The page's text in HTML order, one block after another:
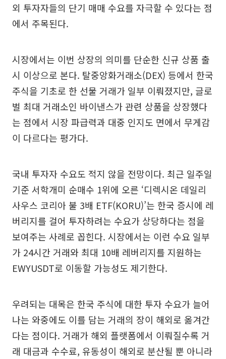
외 투자자들의 단기 매매 수요를 자극할 수 있다는 점
에서 주목된다.
시장에서는 이번 상장의 의미를 단순한 신규 상품 출
시 이상으로 본다. 탈중앙화거래소(DEX) 등에서 한국
주식을 기초로 한 선물 거래가 일부 이뤄졌지만, 글로
벌 최대 거래소인 바이낸스가 관련 상품을 상장했다
는 점에서 시장 파급력과 대중 인지도 면에서 무게감
이 다르다는 평가다.
국내 투자자 수요도 적지 않을 전망이다. 최근 일주일
기준 서학개미 순매수 1위에 오른 ‘디렉시온 데일리
사우스 코리아 불 3배 ETF(KORU)’는 한국 증시에 레
버리지를 걸어 투자하려는 수요가 상당하다는 점을
보여주는 사례로 꼽힌다. 시장에서는 이런 수요 일부
가 24시간 거래와 최대 10배 레버리지를 지원하는
EWYUSDT로 이동할 가능성도 제기한다.
우려되는 대목은 한국 주식에 대한 투자 수요가 늘어
나는 와중에도 이를 담는 거래의 장이 해외로 옮겨간
다는 점이다. 거래가 해외 플랫폼에서 이뤄질수록 거
래 대금과 수수료, 유동성이 해외로 분산될 뿐 아니라